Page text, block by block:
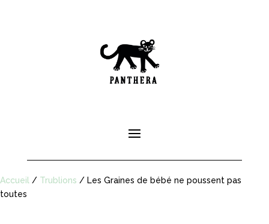
Accueil / Trublions / Les Graines de bébé ne poussent pas
toutes